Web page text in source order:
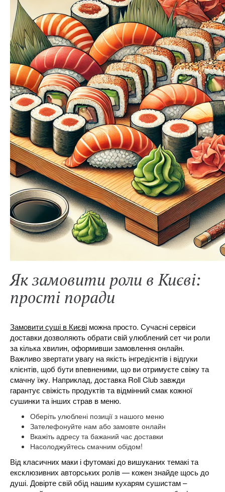
Як замовити роли в Києві:
прості поради
Замовити суші в Києві можна просто. Сучасні сервіси
доставки дозволяють обрати свій улюблений сет чи роли
за кілька хвилин, оформивши замовлення онлайн.
Важливо звертати увагу на якість інгредієнтів і відгуки
клієнтів, щоб бути впевненими, що ви отримуєте свіжу та
смачну їжу. Наприклад, доставка Roll Club завжди
гарантує свіжість продуктів та відмінний смак кожної
сушинки та інших страв в меню.
Оберіть улюблені позиції з нашого меню
Зателефонуйте нам або замовте онлайн
Вкажіть адресу та бажаний час доставки
Насолоджуйтесь смачним обідом!
Від класичних маки і футомакі до вишуканих темакі та
ексклюзивних авторських ролів — кожен знайде щось до
душі. Довірте свій обід нашим кухарям сушистам –